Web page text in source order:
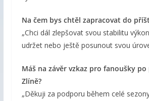
Na čem bys chtěl zapracovat do
„Chci dál zlepšovat svou stabilitu
udržet nebo ještě posunout svou
Máš na závěr vzkaz pro fanoušky
Zlíně?
„Děkuji za podporu během celé